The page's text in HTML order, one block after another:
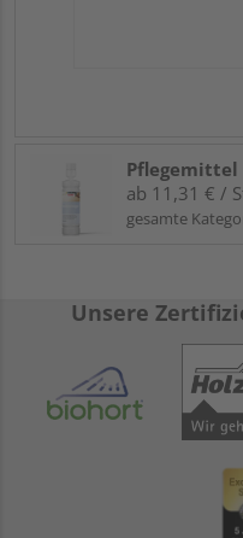
Pflegemittel
ab 11,31 € /
gesamte
Unsere